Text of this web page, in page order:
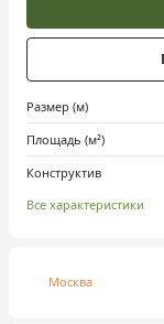
Размер (м)
Площадь (м²)
Конструктив
Все характеристики
Москва